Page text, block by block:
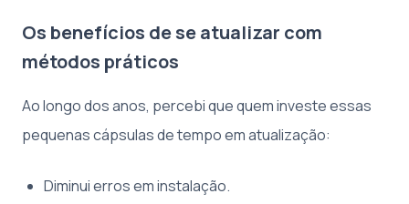
Os benefícios de se atualizar com
métodos práticos
Ao longo dos anos, percebi que quem investe essas
pequenas cápsulas de tempo em atualização:
Diminui erros em instalação.